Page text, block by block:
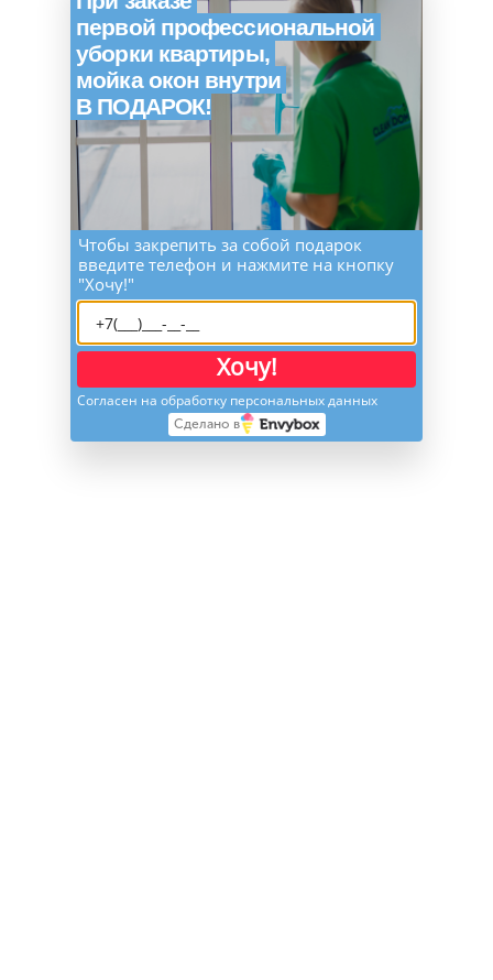
первой профессиональной
уборки квартиры,
мойка окон внутри
В ПОДАРОК!
Чтобы закрепить за собой подарок
введите телефон и нажмите на кнопку
"Хочу!"
Хочу!
Согласен на обработку персональных данных
Сделано в